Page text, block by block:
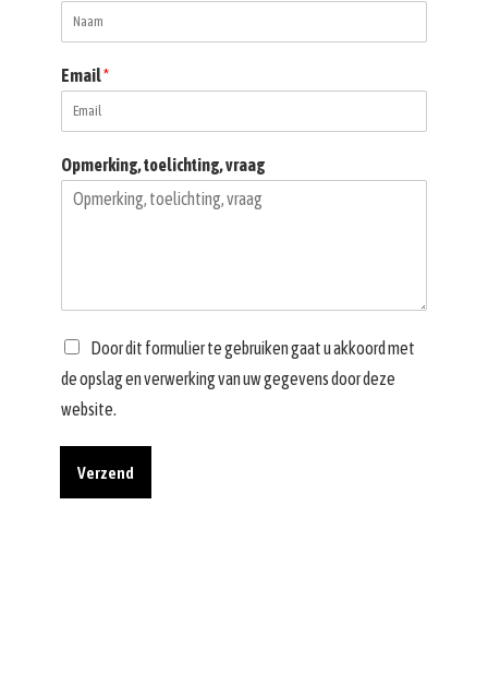
Email*
Opmerking, toelichting, vraag
Door dit formulier te gebruiken gaat u akkoord met
de opslag en verwerking van uw gegevens door deze
website.
Verzend